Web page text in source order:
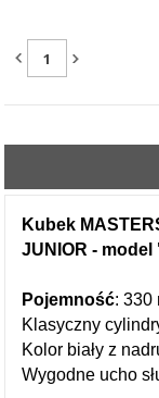
ILOŚĆ:
Kubek
JUNIOR - model
Pojemność: 330
Klasyczny
Kolor biały z
Wygodne ucho